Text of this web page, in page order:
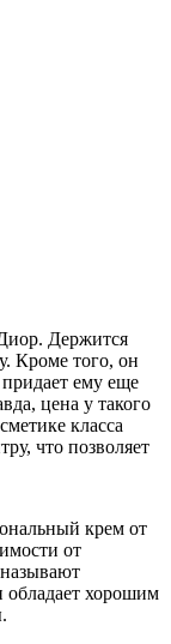
Держится
Кроме того, он
ему еще
цена у такого
класса
что позволяет
крем от
от
обладает хорошим